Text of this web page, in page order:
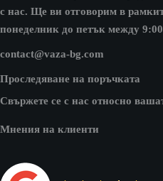
с нас. Ще ви отговорим в
понеделник до петък между
contact@vaza-bg.com
Проследяване на поръчката
Свържете се с нас относно
Мнения на клиенти